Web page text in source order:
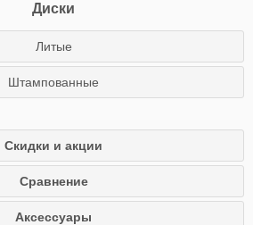
Диски
Литые
Штампованные
Скидки и акции
Сравнение
Аксессуары